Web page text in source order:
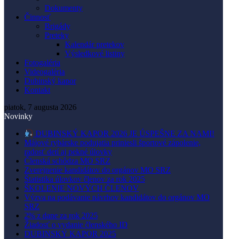
Dokumenty
Činnosť
Brigády
Preteky
Kalendár pretekov
Výsledkové listiny
Fotogaléria
Videogaléria
Dubinský kapor
Kontakt
piatok, 7 augusta 2026
Novinky
DUBINSKÝ KAPOR 2026 JE ÚSPEŠNE ZA NAMI!
Májové rybárske podujatia priniesli športové zápolenie,
radosť detí aj pekné úlovky
Členská schôdza MO SRZ
Zverejnenie kandidátov do orgánov MO SRZ
Štatistika úlovkov členov za rok 2025
ŠKOLENIE NOVÝCH ČLENOV
Výzva na podávanie návrhov kandidátov do orgánov MO
SRZ
2% z dane za rok 2025
Žiadosť o vydanie členského ID
DUBINSKÝ KAPOR 2025